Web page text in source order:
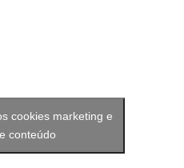
cookies marketing e
conteúdo